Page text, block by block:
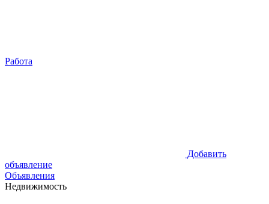
Работа
Добавить
объявление
Объявления
Недвижимость